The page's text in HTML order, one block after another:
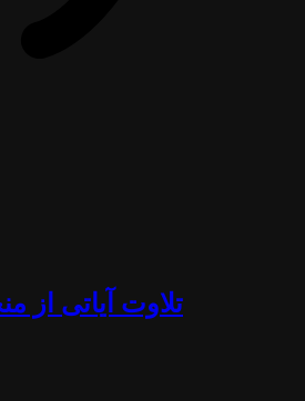
تلاوت آیاتی از منجلاب قرآن (۸۴) - آزادی بیان،